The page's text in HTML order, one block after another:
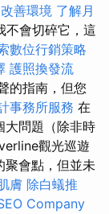
善環境 了解月
不會切碎它，這
數位行銷策略
護照換發流
的​​指南，但您
事務所服務 在
大問題（除非時
觀光巡遊
聚會點，但並未
膚 除白蟻推
Company